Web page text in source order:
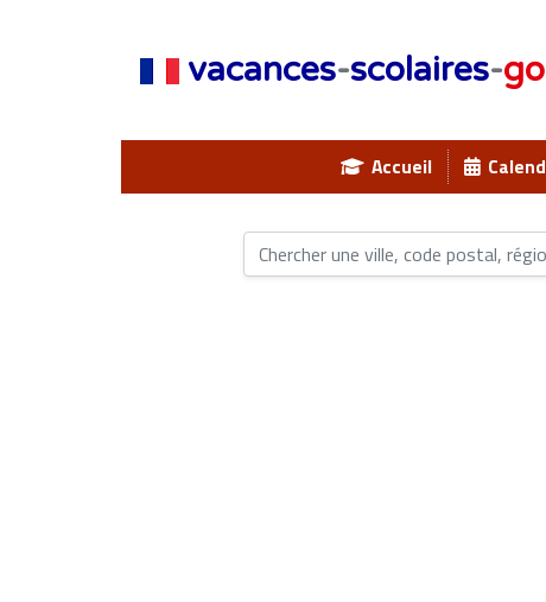
vacances-scolaires-
Accueil